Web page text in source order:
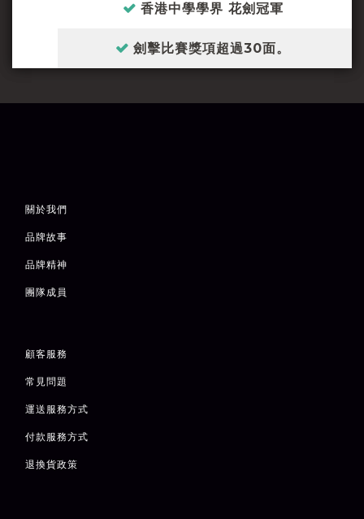
香港中學學界 花劍冠軍
劍擊比賽獎項超過30面。
關於我們
品牌故事
品牌精神
團隊成員
顧客服務
常見問題
運送服務方式
付款服務方式
退換貨政策